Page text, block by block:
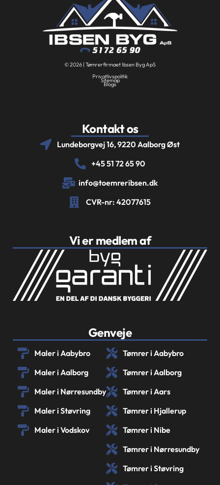
© 2026 | Tømrerfirmaet Ibsen Byg ApS
Privatlivspolitik
Sitemap
Blogs
Kontakt os
Lundeborgvej 16, 9220 Aalborg Øst
+45 51 72 65 90
info@toemreribsen.dk
CVR-nr: 42077615
Vi er medlem af
Genveje
Maler i Aabybro
Maler i Aalborg
Maler i Nørresundby
Maler i Støvring
Maler i Vodskov
Tømrer i Aabybro
Tømrer i Aalborg
Tømrer i Aars
Tømrer i Hjallerup
Tømrer i Nibe
Tømrer i Nørresundby
Tømrer i Støvring